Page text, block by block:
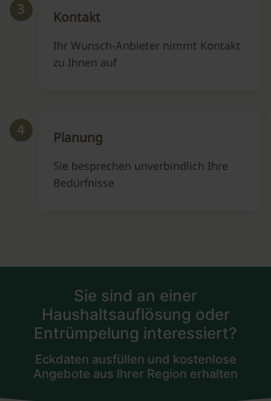
3 Kontakt
Ihr Wunsch-Anbieter nimmt Kontakt
zu Ihnen auf
4 Planung
Sie besprechen unverbindlich Ihre
Bedürfnisse